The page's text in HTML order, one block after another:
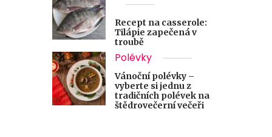
Recept na casserole:
Tilápie zapečená v
troubě
Polévky
Vánoční polévky –
vyberte si jednu z
tradičních polévek na
štědrovečerní večeři